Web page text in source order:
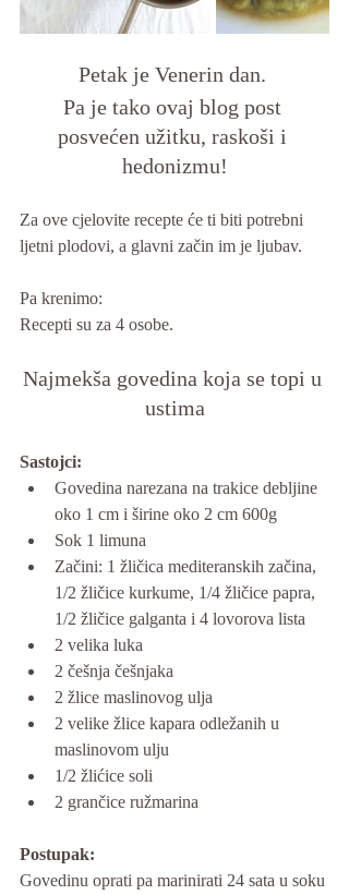
Petak je Venerin dan.
Pa je tako ovaj blog post
posvećen užitku, raskoši i
hedonizmu!
Za ove cjelovite recepte će ti biti potrebni
ljetni plodovi, a glavni začin im je ljubav.
Pa krenimo:
Recepti su za 4 osobe.
Najmekša govedina koja se topi u
ustima
Sastojci:
Govedina narezana na trakice debljine
oko 1 cm i širine oko 2 cm 600g
Sok 1 limuna
Začini: 1 žličica mediteranskih začina,
1/2 žličice kurkume, 1/4 žličice papra,
1/2 žličice galganta i 4 lovorova lista
2 velika luka
2 češnja češnjaka
2 žlice maslinovog ulja
2 velike žlice kapara odležanih u
maslinovom ulju
1/2 žlićice soli
2 grančice ružmarina
Postupak:
Govedinu oprati pa marinirati 24 sata u soku